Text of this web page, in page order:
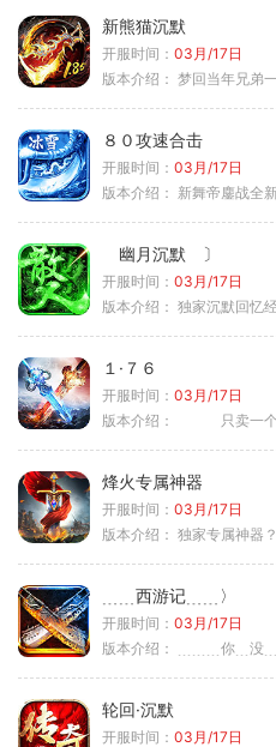
新熊猫沉默
开服时间： 03月/17日
版本介绍： 梦回当年兄弟
８０攻速合击
开服时间： 03月/17日
版本介绍： 新舞帝鏖战全
幽月沉默 〕
开服时间： 03月/17日
版本介绍： 独家沉默回忆
１·７６
开服时间： 03月/17日
版本介绍：
只卖一个
烽火专属神器
开服时间： 03月/17日
版本介绍： 独家专属神器
﹍﹍西游记﹍﹍〉
开服时间： 03月/17日
版本介绍：
﹍﹍﹍你﹍没﹍
轮回·沉默
开服时间： 03月/17日